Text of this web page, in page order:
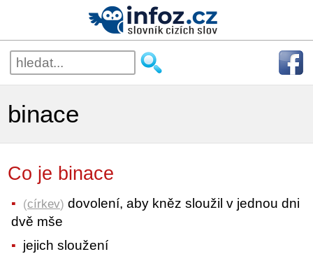
binace
Co je binace
(církev) dovolení, aby kněz sloužil v jednou dni
dvě mše
jejich sloužení